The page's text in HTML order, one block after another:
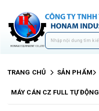
TRANG CHỦ SẢN PHẨM
MÁY CÁN CZ FULL TỰ ĐỘNG